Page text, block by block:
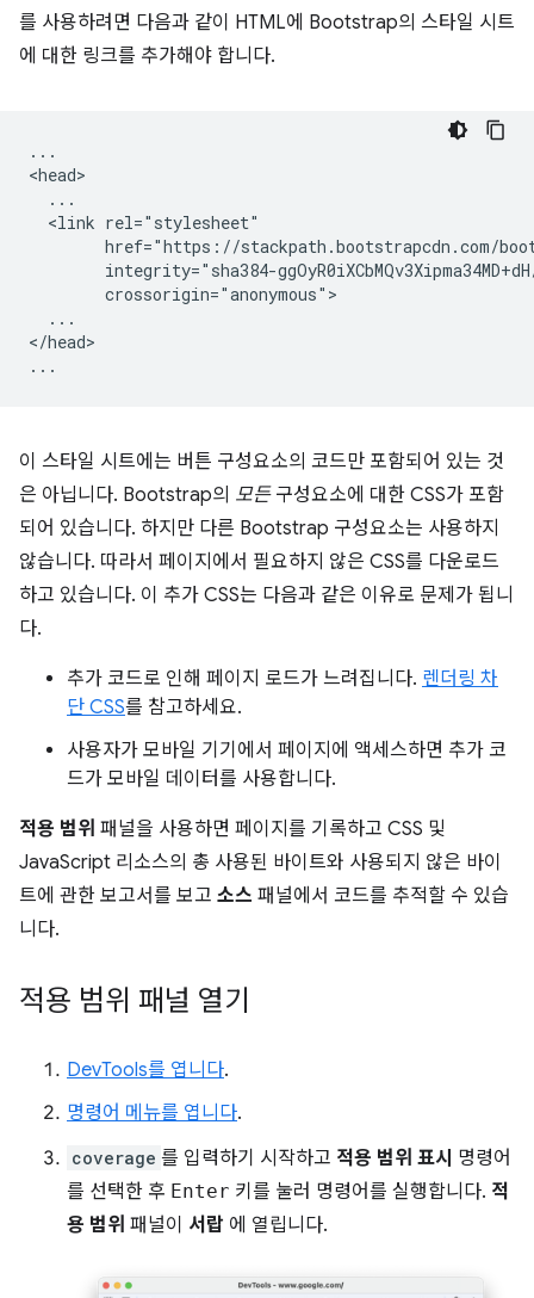
를 사용하려면 다음과 같이 HTML에 Bootstrap의 스타일 시트
에 대한 링크를 추가해야 합니다.
...
<head>
  ...
  <link rel="stylesheet"
href="https://stackpath.bootstrapcdn.com/
integrity="sha384-
        crossorigin="anonymous">
  ...
</head>
이 스타일 시트에는 버튼 구성요소의 코드만 포함되어 있는 것
은 아닙니다. Bootstrap의 모든구성요소에 대한 CSS가 포함
되어 있습니다. 하지만 다른 Bootstrap 구성요소는 사용하지
않습니다. 따라서 페이지에서 필요하지 않은 CSS를 다운로드
하고 있습니다. 이 추가 CSS는 다음과 같은 이유로 문제가 됩니
다.
추가 코드로 인해 페이지 로드가 느려집니다. 렌더링 차
단 CSS를 참고하세요.
사용자가 모바일 기기에서 페이지에 액세스하면 추가 코
드가 모바일 데이터를 사용합니다.
적용 범위 패널을 사용하면 페이지를 기록하고 CSS 및
JavaScript 리소스의 총 사용된 바이트와 사용되지 않은 바이
트에 관한 보고서를 보고 소스 패널에서 코드를 추적할 수 있습
니다.
적용 범위 패널 열기
DevTools를 엽니다.
명령어 메뉴를 엽니다.
coverage 를 입력하기 시작하고 적용 범위 표시 명령어
를 선택한 후 Enter 키를 눌러 명령어를 실행합니다. 적
용 범위 패널이 서랍 에 열립니다.